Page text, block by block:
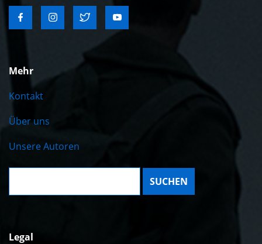
Mehr
Kontakt
Über uns
Unsere Autoren
Suche:
Legal